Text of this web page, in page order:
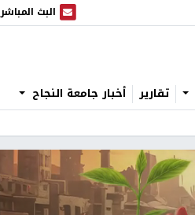
البث المباشر
البث المباشر
تقارير أخبار جامعة النجاح